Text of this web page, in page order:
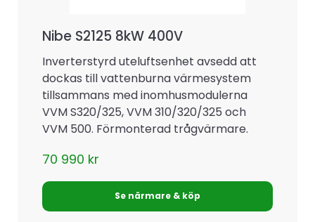
Nibe S2125 8kW 400V
Inverterstyrd uteluftsenhet avsedd att
dockas till vattenburna värmesystem
tillsammans med inomhusmodulerna
VVM S320/325, VVM 310/320/325 och
VVM 500. Förmonterad trågvärmare.
70 990 kr
Se närmare & köp